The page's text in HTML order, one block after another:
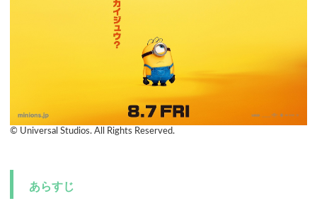
© Universal Studios. All Rights Reserved.
あらすじ